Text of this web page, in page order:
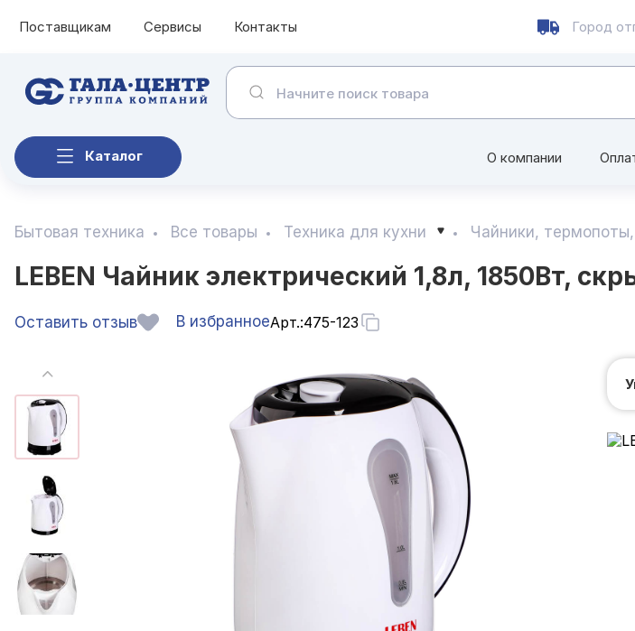
Поставщикам Сервисы Контакты Город
Каталог О компании
Бытовая техника Все товары Техника для кухни Чайники,
LEBEN Чайник электрический 1,8л, 1850Вт,
Оставить отзыв В избранноеАрт.:475-123